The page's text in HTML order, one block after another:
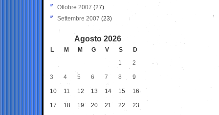
Ottobre 2007 (27)
Settembre 2007 (23)
Agosto 2026
L M M G V S
D
1
2
3 4 5 6 7 8 9
10 11 12 13 14 15 16
17 18 19 20 21 22 23